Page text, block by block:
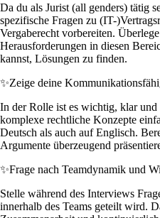
Da du als Jurist (all genders) tätig
spezifische Fragen zu (IT-
Vergaberecht vorbereiten.
Herausforderungen in diesen
kannst, Lösungen zu finden.
✨Zeige deine
In der Rolle ist es wichtig, klar
komplexe rechtliche Konzepte
Deutsch als auch auf Englisch.
Argumente überzeugend
✨Frage nach Teamdynamik und
Stelle während des Interviews
innerhalb des Teams geteilt wird.